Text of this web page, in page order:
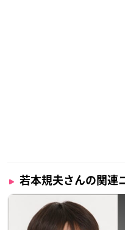
若本規夫さんの関連